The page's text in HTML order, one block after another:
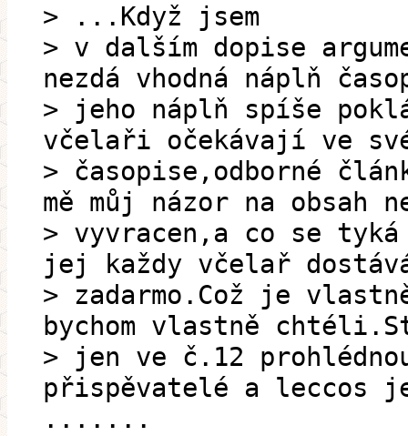
> ...Když jsem
> v dalším dopise
nezdá vhodná náplň
> jeho náplň spíše
včelaři očekávají ve
> časopise,odborné
mě můj názor na obsah
> vyvracen,a co se
jej každy včelař
> zadarmo.Což je
bychom vlastně
> jen ve č.12
přispěvatelé a leccos
.......